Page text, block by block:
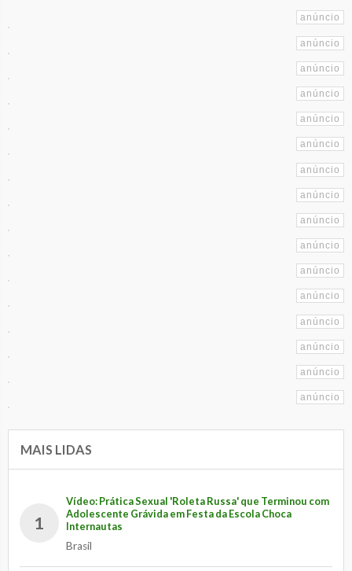
MAIS LIDAS
1
Vídeo: Prática Sexual 'Roleta Russa' que Terminou com
Adolescente Grávida em Festa da Escola Choca
Internautas
Brasil